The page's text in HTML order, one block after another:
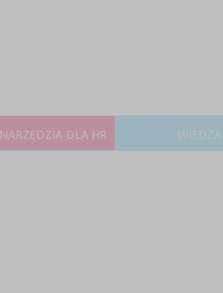
NARZĘDZIA DLA HR WIEDZA